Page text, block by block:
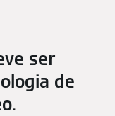
ser
de